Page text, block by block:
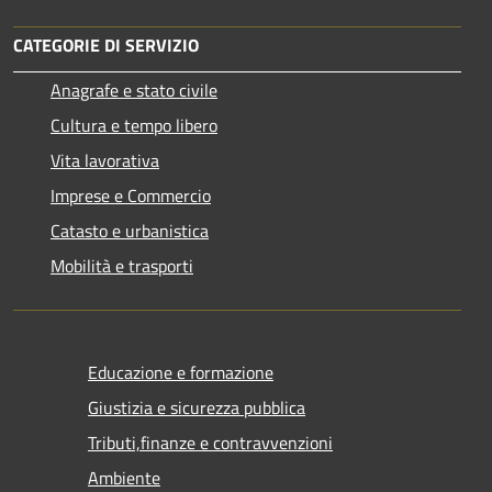
CATEGORIE DI SERVIZIO
Anagrafe e stato civile
Cultura e tempo libero
Vita lavorativa
Imprese e Commercio
Catasto e urbanistica
Mobilità e trasporti
Educazione e formazione
Giustizia e sicurezza pubblica
Tributi,finanze e contravvenzioni
Ambiente